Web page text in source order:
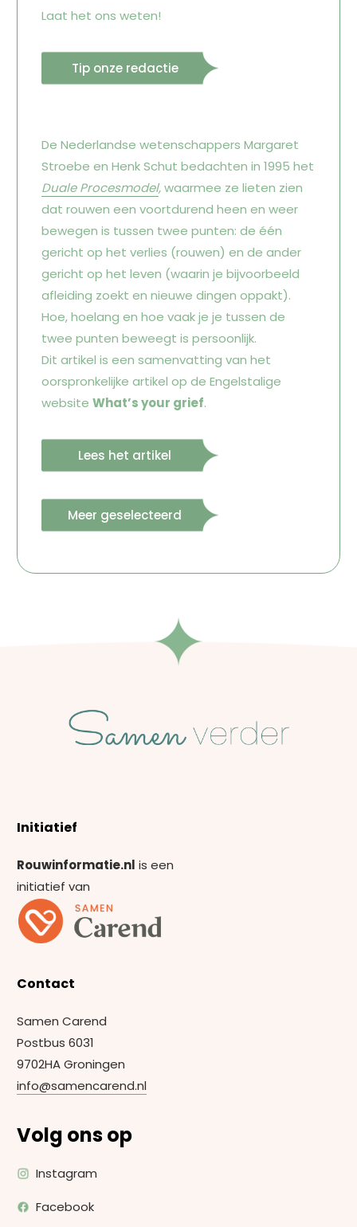
Laat het ons weten!
Tip onze redactie
De Nederlandse wetenschappers Margaret
Stroebe en Henk Schut bedachten in 1995 het
Duale Procesmodel,waarmee ze lieten zien
dat rouwen een voortdurend heen en weer
bewegen is tussen twee punten: de één
gericht op het verlies (rouwen) en de ander
gericht op het leven (waarin je bijvoorbeeld
afleiding zoekt en nieuwe dingen oppakt).
Hoe, hoelang en hoe vaak je je tussen de
twee punten beweegt is persoonlijk.
Dit artikel is een samenvatting van het
oorspronkelijke artikel op de Engelstalige
websiteWhat’s your grief.
Lees het artikel
Meer geselecteerd
Initiatief
Rouwinformatie.nl is een
initiatief van
Contact
Samen Carend
Postbus 6031
9702HA Groningen
info@samencarend.nl
Volg ons op
Instagram
Facebook